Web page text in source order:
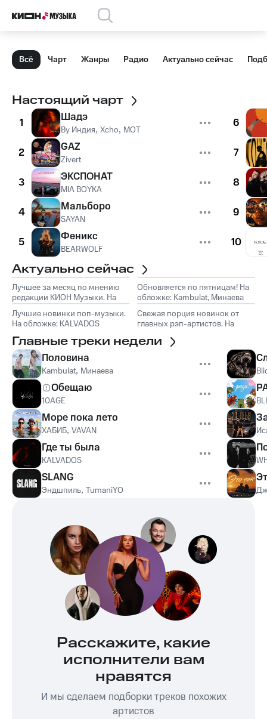
Всё Чарт Жанры Радио Актуально сейчас
Настоящий чарт
1 Шадэ
By Индия, Xcho, MOT
2 GAZ
Zivert
3 ЭКСПОНАТ
MIA BOYKA
4 Мальборо
SAYAN
5 Феникс
BEARWOLF
6
7
8
9
10
Актуально сейчас
Лучшее за месяц по мнению
редакции КИОН Музыки. На
обложке: Marselle
Обновляется по пятницам! На
обложке: Kambulat, Минаева
Лучшие новинки поп-музыки.
На обложке: KALVADOS
Свежая порция новинок от
главных рэп-артистов. На
Главные треки недели
Половина
Kambulat, Минаева
Обещаю
10AGE
Море пока лето
ХАБИБ, VAVAN
Где ты была
KALVADOS
SLANG
Эндшпиль, TumaniYO
Расскажите, какие
исполнители вам
нравятся
И мы сделаем подборки треков похожих
артистов